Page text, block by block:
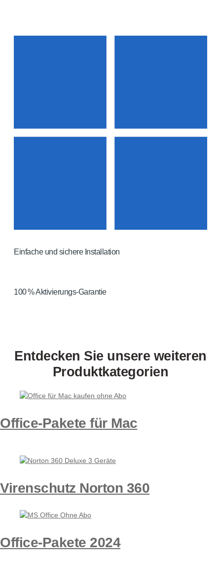
Einfache und sichere Installation
100 % Aktivierungs-Garantie
Entdecken Sie unsere weiteren
Produktkategorien
Office-Pakete für Mac
Virenschutz Norton 360
Office-Pakete 2024